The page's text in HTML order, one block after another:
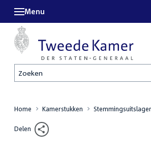
Zoeken
Menu
Home Kamerstukken
Delen